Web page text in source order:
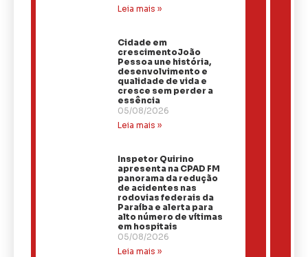
Leia mais »
Cidade em
crescimentoJoão
Pessoa une história,
desenvolvimento e
qualidade de vida e
cresce sem perder a
essência
05/08/2026
Leia mais »
Inspetor Quirino
apresenta na CPAD FM
panorama da redução
de acidentes nas
rodovias federais da
Paraíba e alerta para
alto número de vítimas
em hospitais
05/08/2026
Leia mais »